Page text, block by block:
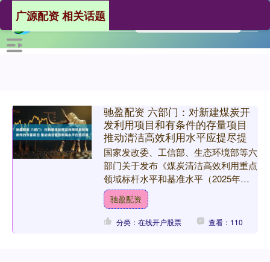
广源配资 相关话题
驰盈配资 六部门：对新建煤炭开
发利用项目和有条件的存量项目
推动清洁高效利用水平应提尽提
国家发改委、工信部、生态环境部等六
部门关于发布《煤炭清洁高效利用重点
领域标杆水平和基准水平（2025年
版）》，鼓励和引导行业企业结合实际
和长远发展，对项目实施改....
驰盈配资
分类：在线开户股票 查看：110